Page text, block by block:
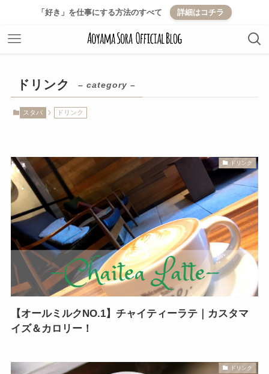
「好き」を仕事にする方法のすべて 詳細はコチラ
ドリンク – category –
スタバ ドリンク
ドリンク
【オールミルクNO.1】チャイティーラテ｜カスタマ
イズ＆カロリー！
ドリンク